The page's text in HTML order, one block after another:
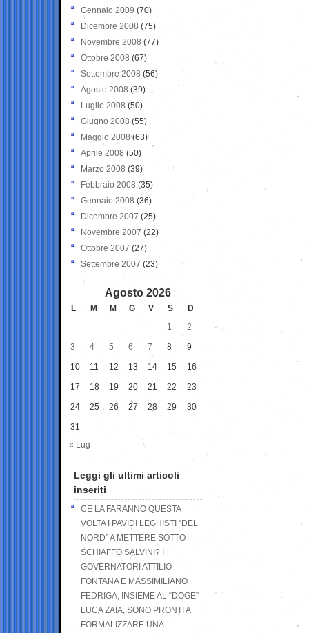
Gennaio 2009 (70)
Dicembre 2008 (75)
Novembre 2008 (77)
Ottobre 2008 (67)
Settembre 2008 (56)
Agosto 2008 (39)
Luglio 2008 (50)
Giugno 2008 (55)
Maggio 2008(63)
Aprile 2008 (50)
Marzo 2008 (39)
Febbraio 2008 (35)
Gennaio 2008 (36)
Dicembre 2007 (25)
Novembre 2007 (22)
Ottobre 2007 (27)
Settembre 2007 (23)
Agosto 2026
L M M G V S
D
1
2
3 4 5 6 7 8 9
10 11 12 13 14 15 16
17 18 19 20 21 22 23
24 25 26 27 28 29 30
31
« Lug
Leggi gli ultimi articoli
inseriti
CE LA FARANNO QUESTA
VOLTA I PAVIDI LEGHISTI “DEL
NORD” A METTERE SOTTO
SCHIAFFO SALVINI? I
GOVERNATORI ATTILIO
FONTANA E MASSIMILIANO
FEDRIGA, INSIEME AL “DOGE”
LUCA ZAIA, SONO PRONTI A
FORMALIZZARE UNA